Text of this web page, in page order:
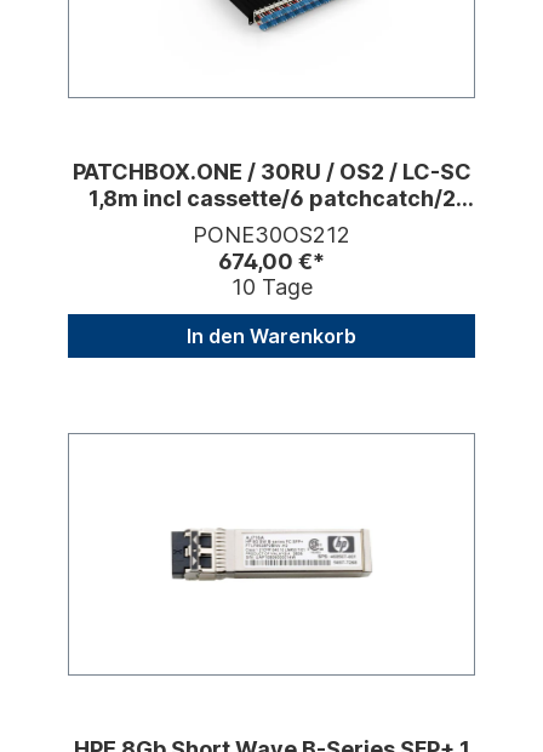
PATCHBOX.ONE / 30RU / OS2 / LC-SC
1,8m incl cassette/6 patchcatch/2
devmnt
PONE30OS212
674,00 €*
10 Tage
In den Warenkorb